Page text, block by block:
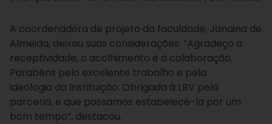
A coordenadora de projeto da faculdade, Janaina de
Almeida, deixou suas considerações. “Agradeço a
receptividade, o acolhimento e a colaboração.
Parabéns pelo excelente trabalho e pela
ideologia da Instituição. Obrigada à LBV pela
parceria, e que possamos estabelecê-la por um
bom tempo”, destacou.